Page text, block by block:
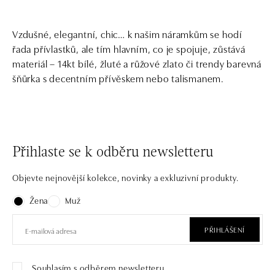
Vzdušné, elegantní, chic… k našim náramkům se hodí
řada přívlastků, ale tím hlavním, co je spojuje, zůstává
materiál – 14kt bílé, žluté a růžové zlato či trendy barevná
šňůrka s decentním přívěskem nebo talismanem.
Přihlaste se k odběru newsletteru
Objevte nejnovější kolekce, novinky a exkluzivní produkty.
Žena
Muž
PŘIHLÁŠENÍ
Souhlasím s odběrem newsletteru